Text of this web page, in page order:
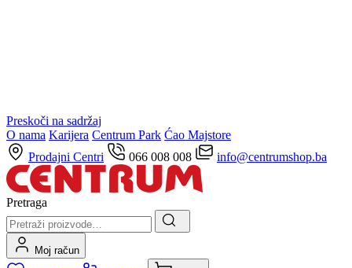
Preskoči na sadržaj
O nama Karijera Centrum Park Ćao Majstore
Prodajni Centri
066 008 008 info@centrumshop.ba
Pretraga
Moj račun